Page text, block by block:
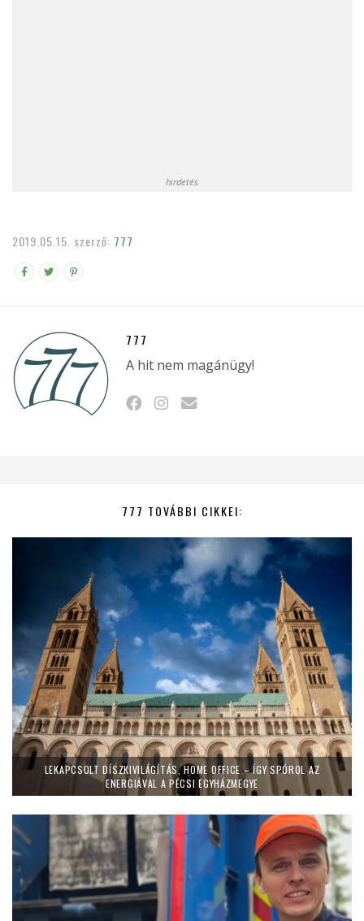
hirdetés
2019.05.15. szerző: 777
777
A hit nem magánügy!
777 TOVÁBBI CIKKEI:
LEKAPCSOLT DÍSZKIVILÁGÍTÁS, HOME OFFICE – ÍGY SPÓROL AZ
ENERGIÁVAL A PÉCSI EGYHÁZMEGYE